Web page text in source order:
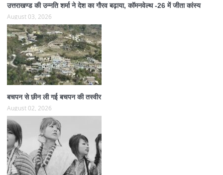
उत्तराखण्ड की उन्नति शर्मा ने देश का गौरव बढ़ाया, कॉमनवेल्थ -26 में जीता कांस्य
August 03, 2026
बचपन से छीन ली गई बचपन की तस्वीर
August 02, 2026